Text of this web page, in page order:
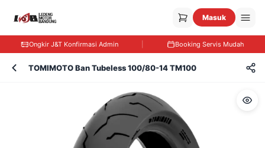
Masuk
Ongkir J&T Konfirmasi Admin Booking Servis Mudah
TOMIMOTO Ban Tubeless 100/80-14 TM100